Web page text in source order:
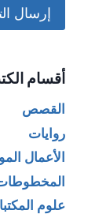
أقسام الكتب
القصص
روايات
الأعمال
المخطوطات
علوم